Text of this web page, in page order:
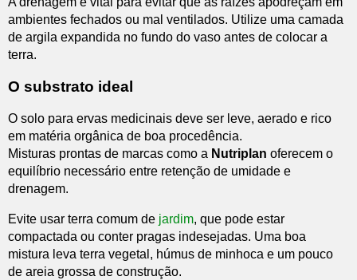
ambientes fechados ou mal ventilados. Utilize uma camada
de argila expandida no fundo do vaso antes de colocar a
terra.
O substrato ideal
O solo para ervas medicinais deve ser leve, aerado e rico
em matéria orgânica de boa procedência.
Misturas prontas de marcas como a Nutriplan oferecem o
equilíbrio necessário entre retenção de umidade e
drenagem.
Evite usar terra comum de jardim, que pode estar
compactada ou conter pragas indesejadas. Uma boa
mistura leva terra vegetal, húmus de minhoca e um pouco
de areia grossa de construção.